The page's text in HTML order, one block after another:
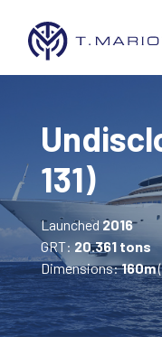
131)
Launched 2016
GRT: 20.361 tons
Dimensions:160m